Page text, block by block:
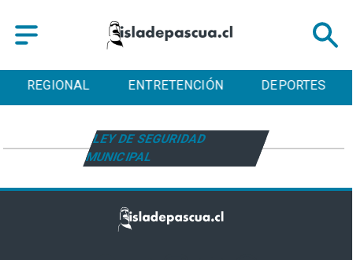
REGIONAL ENTRETENCIÓN DEPORTES
LEY DE SEGURIDAD
MUNICIPAL